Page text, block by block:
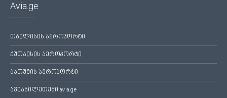
Avia.ge
თბილისის აეროპორტი
ქუთაისის აეროპორტი
ბათუმის აეროპორტი
ავიაბილეთები avia.ge